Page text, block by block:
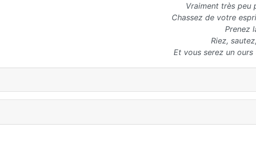
Vraiment très peu
Chassez de votre
Prenez
Riez,
Et vous serez un